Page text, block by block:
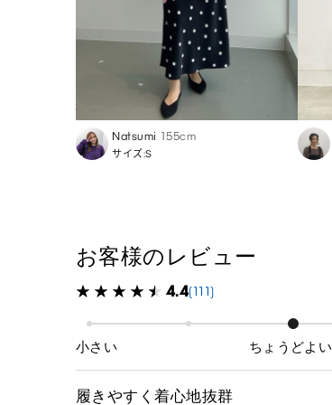
Natsumi 155cm
サイズ:S
お客様のレビュー
4.4(111)
小さい ちょうどよい
履きやすく着心地抜群